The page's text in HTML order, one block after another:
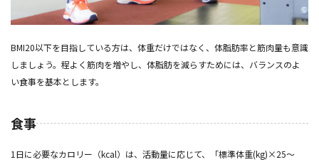
BMI20以下を目指している方は、体重だけではなく、体脂肪率と筋肉量も意識
しましょう。程よく筋肉を増やし、体脂肪を減らすためには、バランスのよ
い食事を基本とします。
食事
1日に必要なカロリー（kcal）は、活動量に応じて、「標準体重(kg)×25〜